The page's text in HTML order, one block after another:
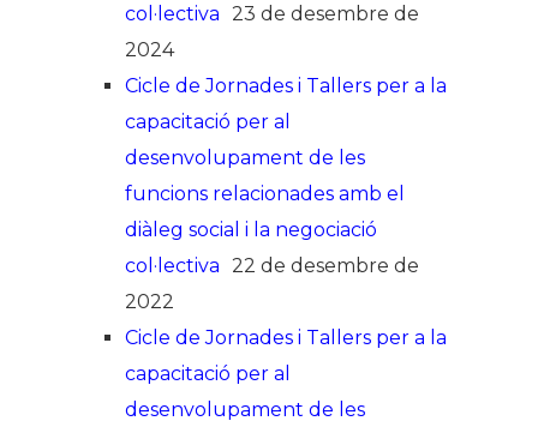
col·lectiva 23 de desembre de
2024
Cicle de Jornades i Tallers per a la
capacitació per al
desenvolupament de les
funcions relacionades amb el
diàleg social i la negociació
col·lectiva 22 de desembre de
2022
Cicle de Jornades i Tallers per a la
capacitació per al
desenvolupament de les